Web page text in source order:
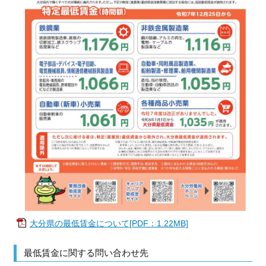
大分県の最低賃金について[PDF：1.22MB]
最低賃金に関する問い合わせ先